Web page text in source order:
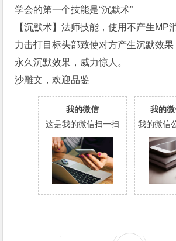
学会的第一个技能是“沉默术”
【沉默术】法师技能，使用不产生MP
力击打目标头部致使对方产生沉默效
永久沉默效果，威力惊人。
沙雕文，欢迎品鉴
我的微信
这是我的微信扫一扫
我的
我的微信